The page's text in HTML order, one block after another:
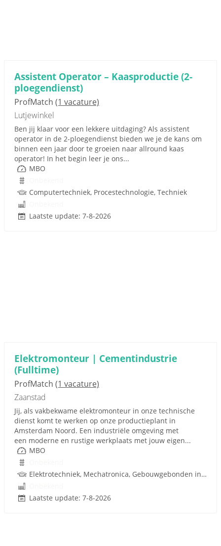
Assistent Operator – Kaasproductie (2-
ploegendienst)
ProfMatch (1 vacature)
Lutjewinkel
Ben jij klaar voor een lekkere uitdaging? Als assistent
operator in de 2-ploegendienst bieden we je de kans om
binnen een jaar door te groeien naar allround kaas
operator! In het begin leer je ons...
MBO
Computertechniek, Procestechnologie, Techniek
Laatste update: 7-8-2026
Elektromonteur | Cementindustrie
(Fulltime)
ProfMatch (1 vacature)
Zaanstad
Jij, als vakbekwame elektromonteur in onze technische
dienst komt te werken op onze productieplant in
Amsterdam Noord. Een industriële omgeving met
een moderne en rustige werkplaats met jouw eigen...
MBO
Elektrotechniek, Mechatronica, Gebouwgebonden installaties
Laatste update: 7-8-2026